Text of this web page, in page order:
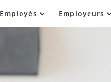
Employés Employeurs